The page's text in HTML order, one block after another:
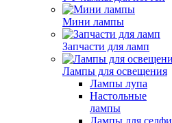
Мини лампы
Запчасти для ламп
Лампы для освещения
Лампы лупа
Настольные
лампы
Лампы для селфи